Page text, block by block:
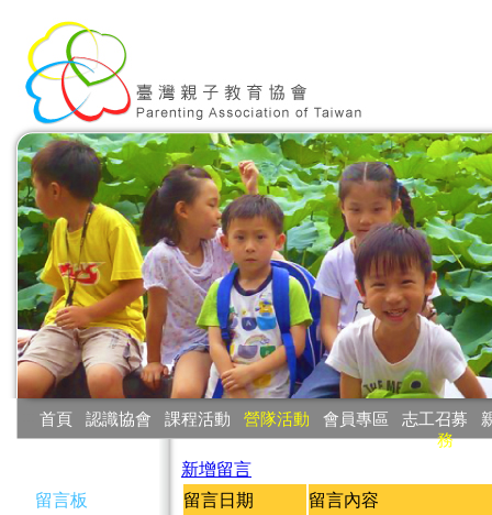
首頁 認識協會 課程活動 營隊活動 會員專區 志工召募
務
留言板
新增留言
留言日期
留言內容